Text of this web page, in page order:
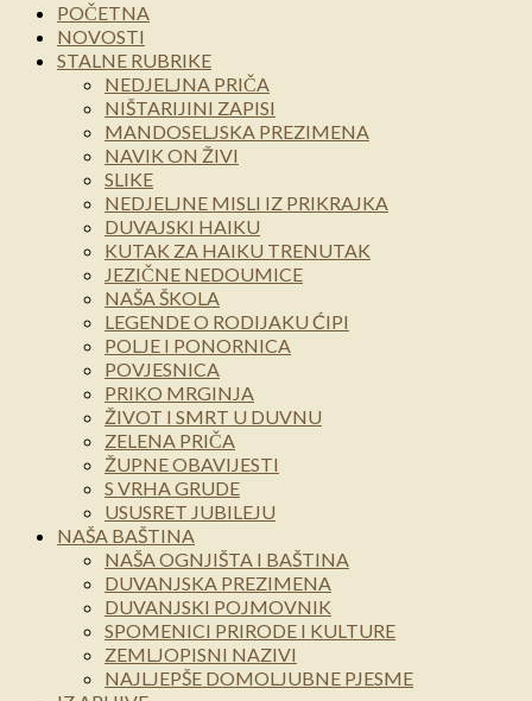
POČETNA
NOVOSTI
STALNE RUBRIKE
NEDJELJNA PRIČA
NIŠTARIJINI ZAPISI
MANDOSELJSKA PREZIMENA
NAVIK ON ŽIVI
SLIKE
NEDJELJNE MISLI IZ PRIKRAJKA
DUVAJSKI HAIKU
KUTAK ZA HAIKU TRENUTAK
JEZIČNE NEDOUMICE
NAŠA ŠKOLA
LEGENDE O RODIJAKU ĆIPI
POLJE I PONORNICA
POVJESNICA
PRIKO MRGINJA
ŽIVOT I SMRT U DUVNU
ZELENA PRIČA
ŽUPNE OBAVIJESTI
S VRHA GRUDE
USUSRET JUBILEJU
NAŠA BAŠTINA
NAŠA OGNJIŠTA I BAŠTINA
DUVANJSKA PREZIMENA
DUVANJSKI POJMOVNIK
SPOMENICI PRIRODE I KULTURE
ZEMLJOPISNI NAZIVI
NAJLJEPŠE DOMOLJUBNE PJESME